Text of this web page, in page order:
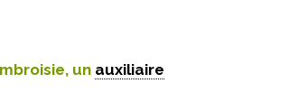
un auxiliaire